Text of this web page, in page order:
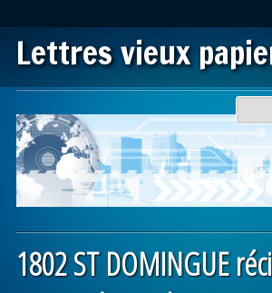
Lettres vieux
Main menu
1802 ST DOMINGUE